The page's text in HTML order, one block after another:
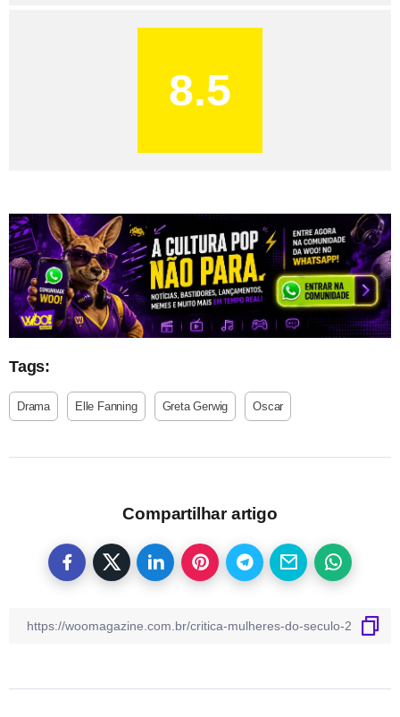
8.5
Tags:
Drama Elle Fanning Greta Gerwig Oscar
Compartilhar artigo